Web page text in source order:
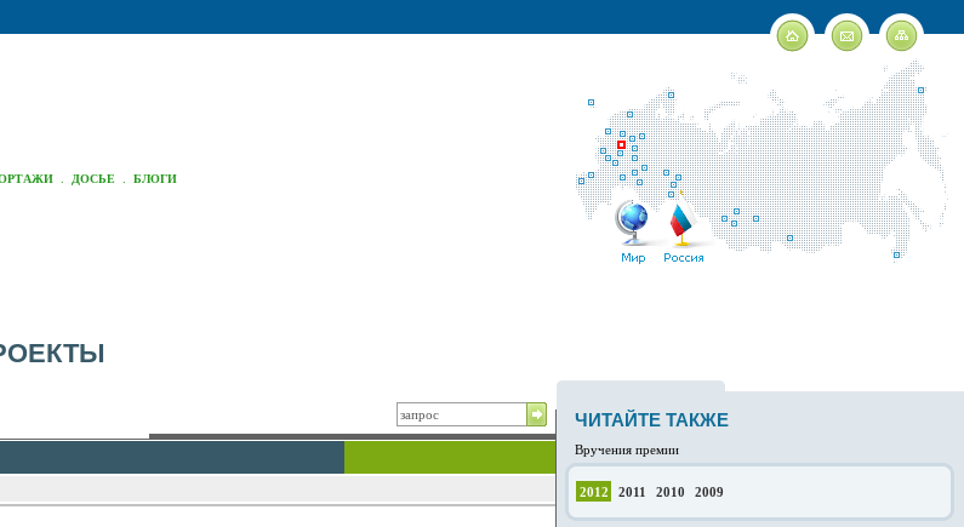
ДОСЬЕ БЛОГИ
ЧИТАЙТЕ ТАКЖЕ
Вручения премии
2012 2011 2010 2009